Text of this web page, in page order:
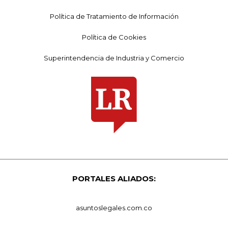
Política de Tratamiento de Información
Política de Cookies
Superintendencia de Industria y Comercio
PORTALES ALIADOS:
asuntoslegales.com.co